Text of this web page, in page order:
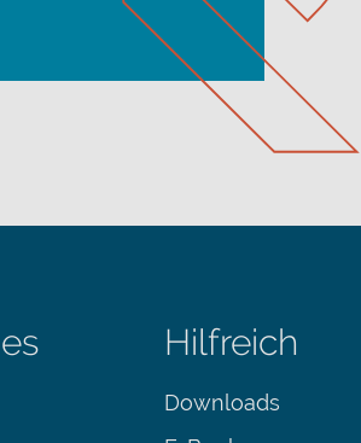
Hilfreich
Downloads